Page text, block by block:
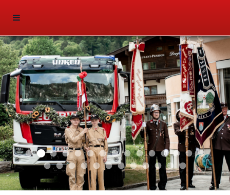
Aktuell 046
Aktuell 047
Start 011Aktuell 044
Aktuell 043
Aktuell 041
Aktuell 042
Aktuell 035
Aktuell 031
Aktuell 032
Aktuell 033
Aktuell 029
Aktuell 027
Aktuell 026
Start
Aktuell 024
Aktuell 019
Auto 010Start 010Start 002
Auto 002
Auto 009Auto 006Start 008
Start 005Start 003Start 006